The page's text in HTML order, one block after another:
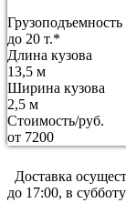
Грузоподъемность
до 20 т.*
Длина кузова
13,5 м
Ширина кузова
2,5 м
Стоимость/руб.
от 7200
Доставка
до 17:00, в